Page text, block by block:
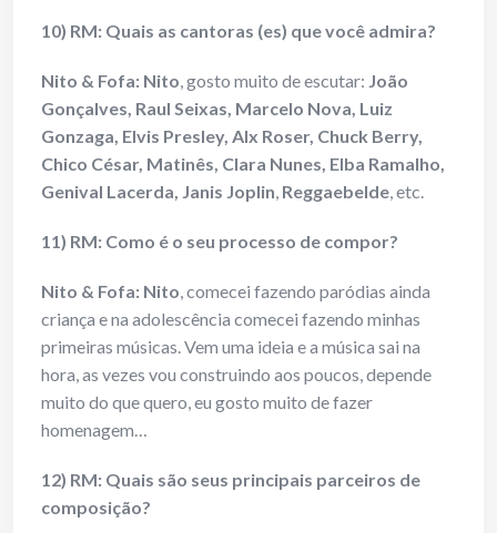
10) RM: Quais as cantoras (es) que você admira?
Nito & Fofa: Nito, gosto muito de escutar: João
Gonçalves, Raul Seixas, Marcelo Nova, Luiz
Gonzaga, Elvis Presley, Alx Roser, Chuck Berry,
Chico César, Matinês, Clara Nunes, Elba Ramalho,
Genival Lacerda, Janis Joplin, Reggaebelde, etc.
11) RM: Como é o seu processo de compor?
Nito & Fofa: Nito, comecei fazendo paródias ainda
criança e na adolescência comecei fazendo minhas
primeiras músicas. Vem uma ideia e a música sai na
hora, as vezes vou construindo aos poucos, depende
muito do que quero, eu gosto muito de fazer
homenagem…
12) RM: Quais são seus principais parceiros de
composição?